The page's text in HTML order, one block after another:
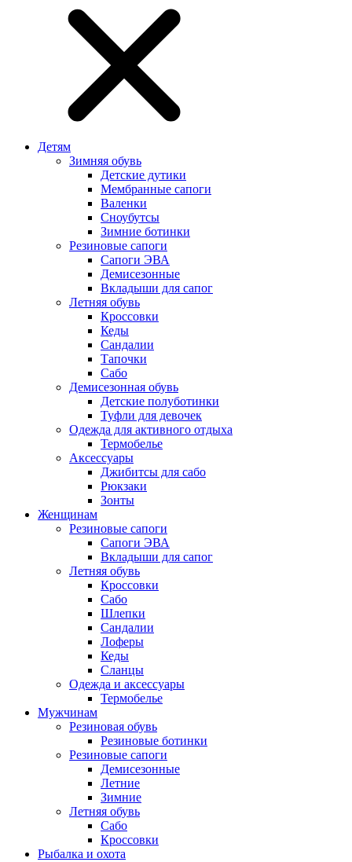
Детям
Зимняя обувь
Детские дутики
Мембранные сапоги
Валенки
Сноубутсы
Зимние ботинки
Резиновые сапоги
Сапоги ЭВА
Демисезонные
Вкладыши для сапог
Летняя обувь
Кроссовки
Кеды
Сандалии
Тапочки
Сабо
Демисезонная обувь
Детские полуботинки
Туфли для девочек
Одежда для активного отдыха
Термобелье
Аксессуары
Джибитсы для сабо
Рюкзаки
Зонты
Женщинам
Резиновые сапоги
Cапоги ЭВА
Вкладыши для сапог
Летняя обувь
Кроссовки
Сабо
Шлепки
Сандалии
Лоферы
Кеды
Сланцы
Одежда и аксессуары
Термобелье
Мужчинам
Резиновая обувь
Резиновые ботинки
Резиновые сапоги
Демисезонные
Летние
Зимние
Летняя обувь
Сабо
Кроссовки
Рыбалка и охота